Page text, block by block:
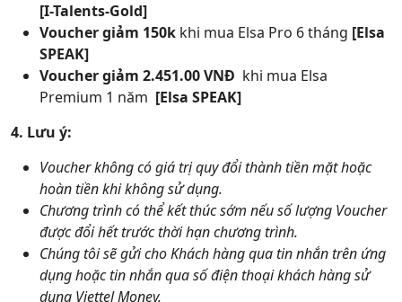
[I-Talents-Gold]
Voucher giảm 150k khi mua Elsa Pro 6 tháng [Elsa
SPEAK]
Voucher giảm 2.451.00 VNĐ khi mua Elsa
Premium 1 năm [Elsa SPEAK]
4. Lưu ý:
Voucher không có giá trị quy đổi thành tiền mặt hoặc
hoàn tiền khi không sử dụng.
Chương trình có thể kết thúc sớm nếu số lượng Voucher
được đổi hết trước thời hạn chương trình.
Chúng tôi sẽ gửi cho Khách hàng qua tin nhắn trên ứng
dụng hoặc tin nhắn qua số điện thoại khách hàng sử
dụng Viettel Money.